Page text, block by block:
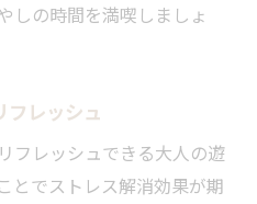
しの時間を満喫しましょ
フレッシュ
フレッシュできる大人の遊
とでストレス解消効果が期